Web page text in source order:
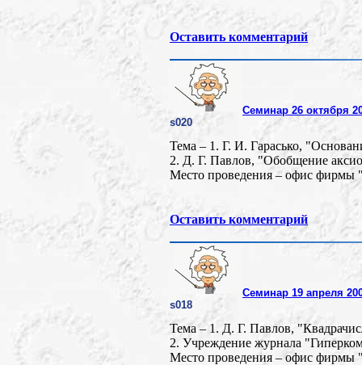
Оставить комментарий
Семинар 26 октября
s020
Тема – 1. Г. И. Гарасько,
2. Д. Г. Павлов, "Обобщение
Место проведения – офис фирмы
Оставить комментарий
Семинар 19 апреля
s018
Тема – 1. Д. Г. Павлов,
2. Учреждение журнала
Место проведения – офис фирмы